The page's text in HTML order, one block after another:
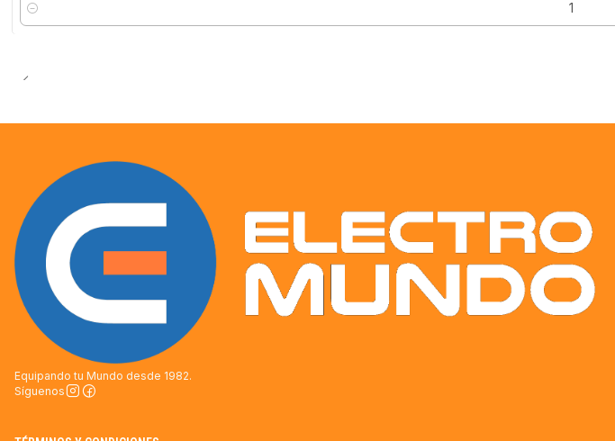
Cantidad
Equipando tu Mundo desde 1982.
Síguenos